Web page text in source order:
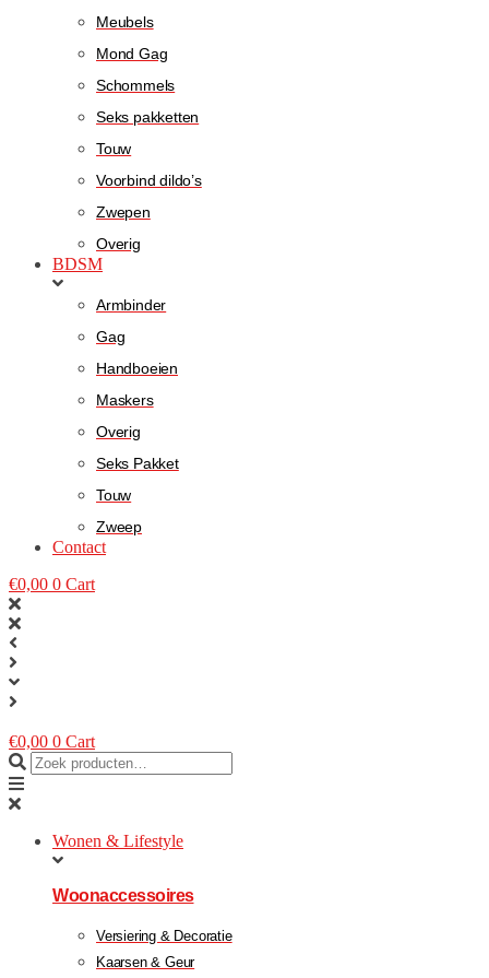
Meubels
Mond Gag
Schommels
Seks pakketten
Touw
Voorbind dildo’s
Zwepen
Overig
BDSM
Armbinder
Gag
Handboeien
Maskers
Overig
Seks Pakket
Touw
Zweep
Contact
€0,00 0 Cart
€0,00 0 Cart
Wonen & Lifestyle
Woonaccessoires
Versiering & Decoratie
Kaarsen & Geur